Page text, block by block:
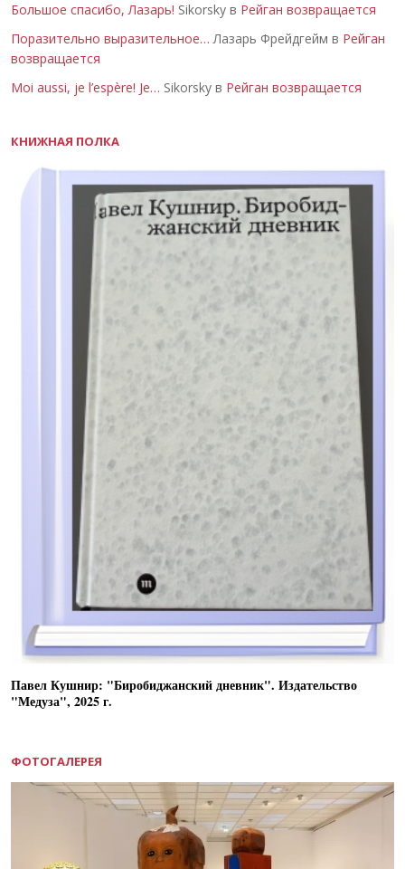
Большое спасибо, Лазарь! Sikorsky в Рейган возвращается
Поразительно выразительное… Лазарь Фрейдгейм в Рейган
возвращается
Moi aussi, je l’espère! Je… Sikorsky в Рейган возвращается
КНИЖНАЯ ПОЛКА
Павел Кушнир: "Биробиджанский дневник". Издательство
"Медуза", 2025 г.
ФОТОГАЛЕРЕЯ